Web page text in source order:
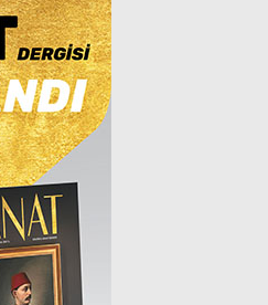
GÜNDEM
EKONOMİ
DÜNYA
MAGAZİN
SPOR
SAĞLIK